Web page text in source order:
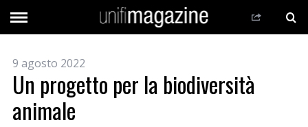
9 agosto 2022
Un progetto per la biodiversità
animale